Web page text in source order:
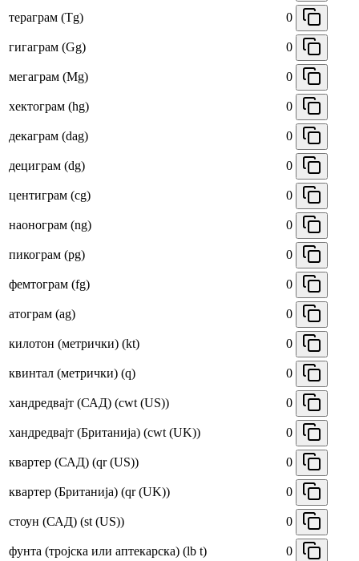
тераграм (Tg) 0
гигаграм (Gg) 0
мегаграм (Mg) 0
хектограм (hg) 0
декаграм (dag) 0
дециграм (dg) 0
центиграм (cg) 0
наонограм (ng) 0
пикограм (pg) 0
фемтограм (fg) 0
атограм (ag) 0
килотон (метрички) (kt) 0
квинтал (метрички) (q) 0
хандредвајт (САД) (cwt (US)) 0
хандредвајт (Британија) (cwt (UK)) 0
квартер (САД) (qr (US)) 0
квартер (Британија) (qr (UK)) 0
стоун (САД) (st (US)) 0
фунта (тројска или аптекарска) (lb t) 0